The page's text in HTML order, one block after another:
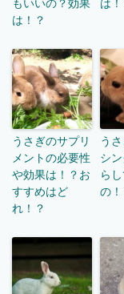
もいいの？効果
は！？
は！
うさぎのサプリ
メントの必要性
や効果は！？お
すすめはど
れ！？
う
シ
ら
の！